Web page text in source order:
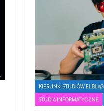
KIERUNKI STUDIÓW ELBLĄG
STUDIA INFORMATYCZNE